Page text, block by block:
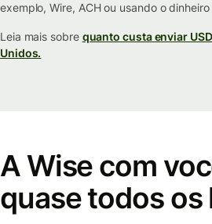
exemplo, Wire, ACH ou usando o
Leia mais sobre quanto custa enviar
Unidos.
A Wise com
quase todos os